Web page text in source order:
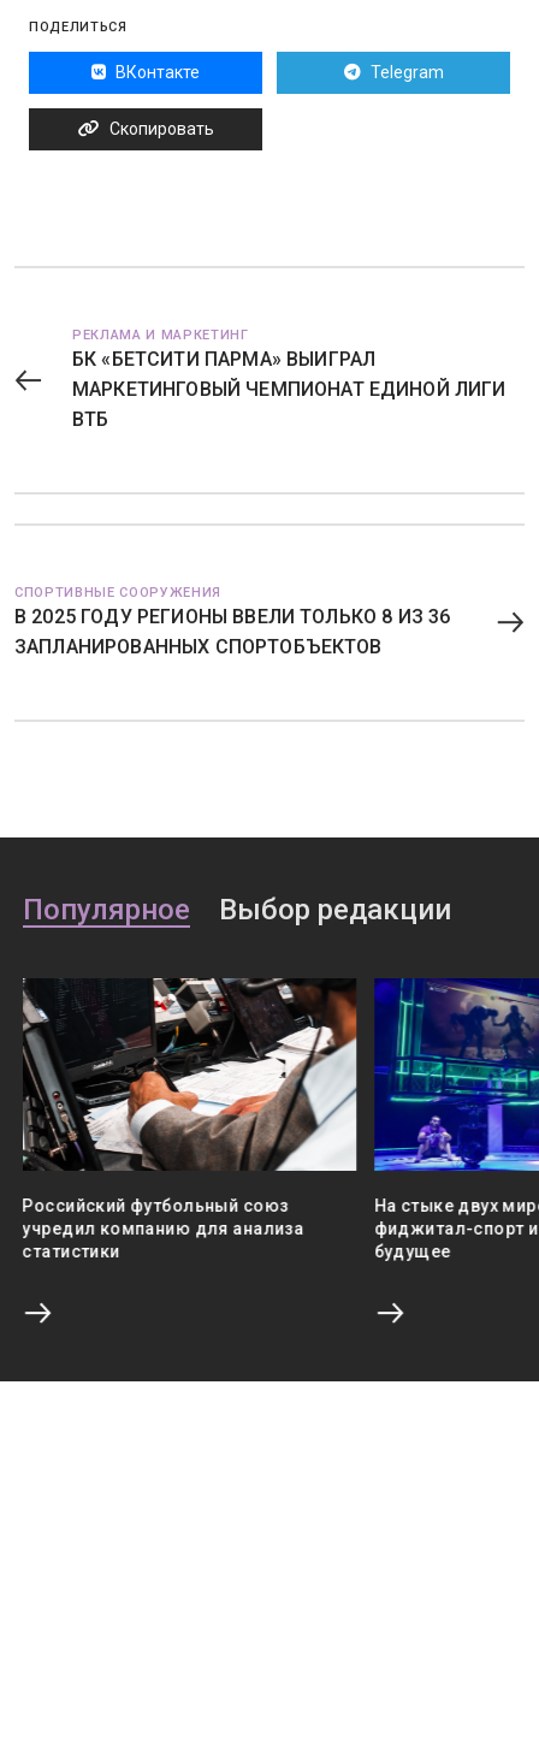
ПОДЕЛИТЬСЯ
ВКонтакте Telegram
Скопировать
РЕКЛАМА И МАРКЕТИНГ
БК «БЕТСИТИ ПАРМА» ВЫИГРАЛ
МАРКЕТИНГОВЫЙ ЧЕМПИОНАТ ЕДИНОЙ ЛИГИ
ВТБ
СПОРТИВНЫЕ СООРУЖЕНИЯ
В 2025 ГОДУ РЕГИОНЫ ВВЕЛИ ТОЛЬКО 8 ИЗ 36
ЗАПЛАНИРОВАННЫХ СПОРТОБЪЕКТОВ
Популярное Выбор редакции
Российский футбольный союз
учредил компанию для анализа
статистики
На стыке двух
фиджитал-спорт
будущее